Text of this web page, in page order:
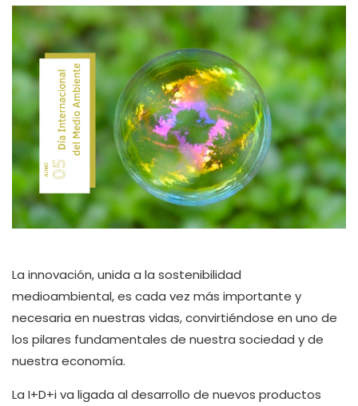
La innovación, unida a la sostenibilidad
medioambiental, es cada vez más importante y
necesaria en nuestras vidas, convirtiéndose en uno de
los pilares fundamentales de nuestra sociedad y de
nuestra economía.
La I+D+i va ligada al desarrollo de nuevos productos